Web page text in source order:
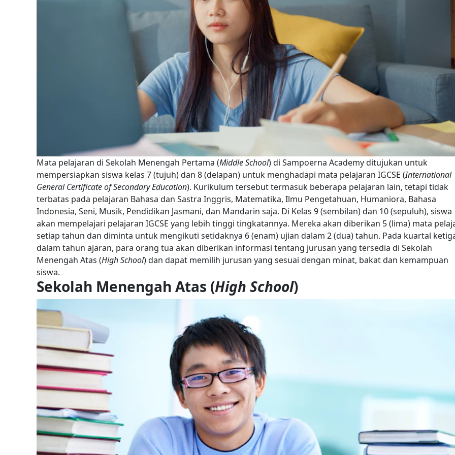
Mata pelajaran di Sekolah Menengah Pertama (Middle School) di Sampoerna Academy ditujukan untuk
mempersiapkan siswa kelas 7 (tujuh) dan 8 (delapan) untuk menghadapi mata pelajaran IGCSE (International
General Certificate of Secondary Education). Kurikulum tersebut termasuk beberapa pelajaran lain, tetapi tidak
terbatas pada pelajaran Bahasa dan Sastra Inggris, Matematika, Ilmu Pengetahuan, Humaniora, Bahasa
Indonesia, Seni, Musik, Pendidikan Jasmani, dan Mandarin saja. Di Kelas 9 (sembilan) dan 10 (sepuluh), siswa
akan mempelajari pelajaran IGCSE yang lebih tinggi tingkatannya. Mereka akan diberikan 5 (lima) mata
setiap tahun dan diminta untuk mengikuti setidaknya 6 (enam) ujian dalam 2 (dua) tahun. Pada kuartal
dalam tahun ajaran, para orang tua akan diberikan informasi tentang jurusan yang tersedia di Sekolah
Menengah Atas (High School) dan dapat memilih jurusan yang sesuai dengan minat, bakat dan kemampuan
siswa.
Sekolah Menengah Atas (High School)